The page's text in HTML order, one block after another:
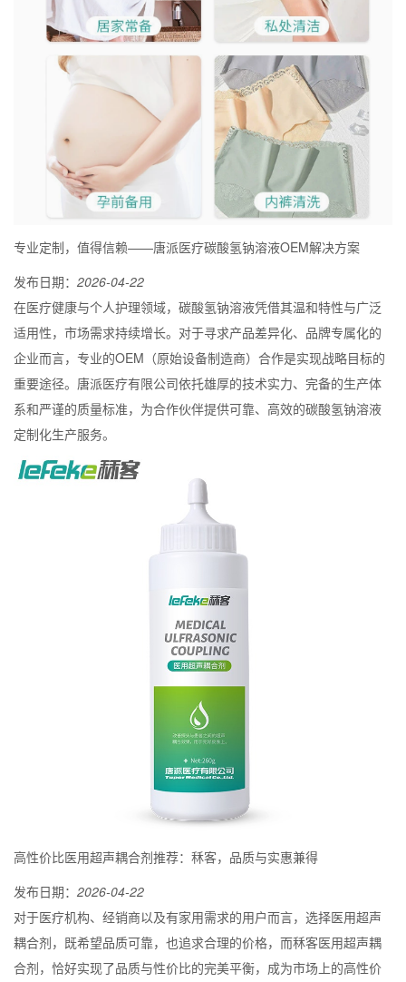
专业定制，值得信赖——唐派医疗碳酸氢钠溶液OEM解决方案
发布日期： 2026-04-22
在医疗健康与个人护理领域，碳酸氢钠溶液凭借其温和特性与广泛
适用性，市场需求持续增长。对于寻求产品差异化、品牌专属化的
企业而言，专业的OEM（原始设备制造商）合作是实现战略目标的
重要途径。唐派医疗有限公司依托雄厚的技术实力、完备的生产体
系和严谨的质量标准，为合作伙伴提供可靠、高效的碳酸氢钠溶液
定制化生产服务。
高性价比医用超声耦合剂推荐：秝客，品质与实惠兼得
发布日期： 2026-04-22
对于医疗机构、经销商以及有家用需求的用户而言，选择医用超声
耦合剂，既希望品质可靠，也追求合理的价格，而秝客医用超声耦
合剂，恰好实现了品质与性价比的完美平衡，成为市场上的高性价